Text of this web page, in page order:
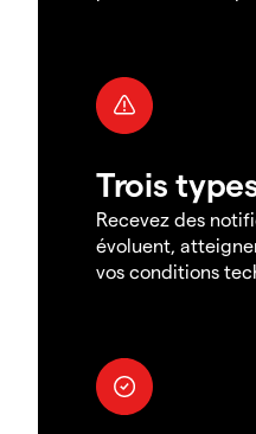
Trois
Recevez des
évoluent,
vos conditions